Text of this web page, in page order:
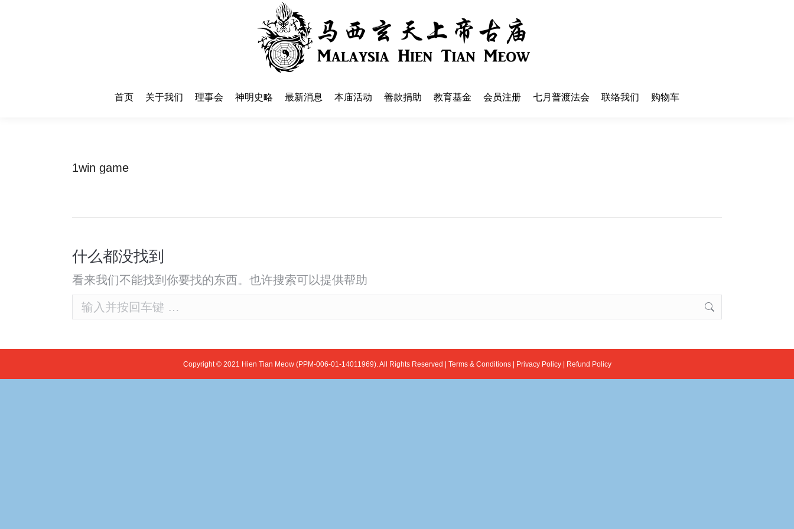
首页 关于我们 理事会 神明史略 最新消息 本庙活动 善款捐助 教育基金 会员注册 七月普渡法会 联络我们 购物车
1win game
什么都没找到
看来我们不能找到你要找的东西。也许搜索可以提供帮助
Search:
Copyright © 2021 Hien Tian Meow (PPM-006-01-14011969). All Rights Reserved | Terms & Conditions| Privacy Policy| Refund Policy
神明史略 最新消息 本庙活动 善款捐助 教育基金 会员注册